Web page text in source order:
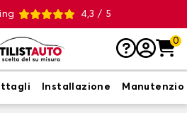
4,3 / 5
0
Installazione